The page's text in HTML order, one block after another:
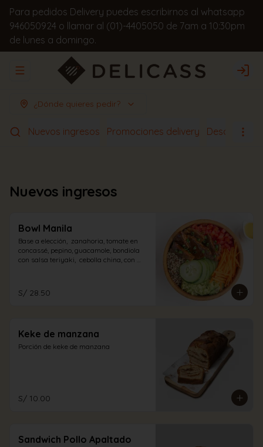
Para pedidos Delivery puedes escribirnos al whatsapp
946050924 o llamar al (01)-4405050 de 7am a 10:30pm
de lunes a domingo.
Abrir menu de navegación Login
¿Dónde quieres pedir?
Nuevos ingresos Promociones delivery Desayunos
Nuevos ingresos
Bowl Manila
Base a elección,  zanahoria, tomate en
concassé, pepino, guacamole, bondiola
con salsa teriyaki,  cebolla china, con
S/ 28.50
Keke de manzana
Porción de keke de manzana
S/ 10.00
Sandwich Pollo Apaltado